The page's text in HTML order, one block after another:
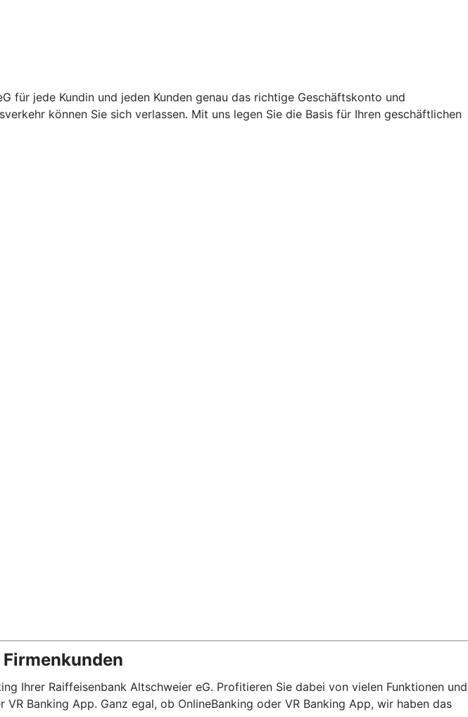
für jede Kundin und jeden Kunden genau das richtige Geschäftskonto und
können Sie sich verlassen. Mit uns legen Sie die Basis für Ihren geschäftlichen
Ihrer Raiffeisenbank Altschweier eG. Profitieren Sie dabei von vielen Funktionen und
Banking App. Ganz egal, ob OnlineBanking oder VR Banking App, wir haben das